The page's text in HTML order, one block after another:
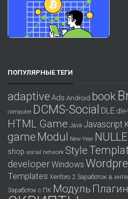
ПОПУЛЯРНЫЕ ТЕГИ
adaptive Ads Android book
computer DCMS-Social DLE
HTML Game Java Javascript
gameModul New-Year
shop social network Style
developerWindows
Templates Xenforo 2 Заработок в
Заработок с ПК Модуль Плагин